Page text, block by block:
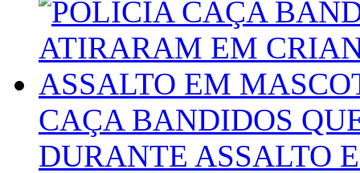
CAÇA BANDIDOS
DURANTE ASSALTO